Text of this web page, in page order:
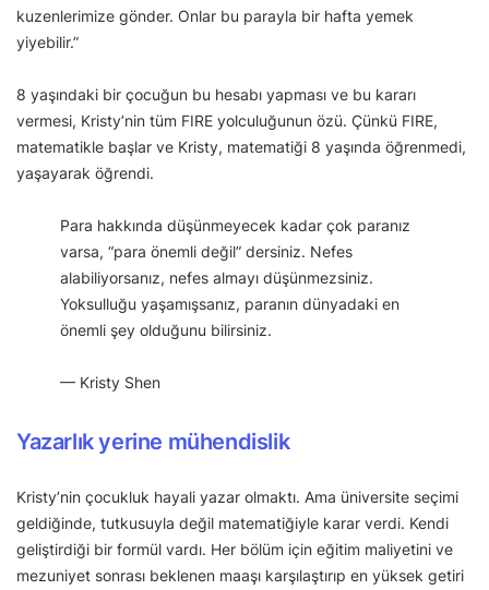
kuzenlerimize gönder. Onlar bu parayla bir hafta yemek
yiyebilir.”
8 yaşındaki bir çocuğun bu hesabı yapması ve bu kararı
vermesi, Kristy’nin tüm FIRE yolculuğunun özü. Çünkü FIRE,
matematikle başlar ve Kristy, matematiği 8 yaşında öğrenmedi,
yaşayarak öğrendi.
Para hakkında düşünmeyecek kadar çok paranız
varsa, “para önemli değil” dersiniz. Nefes
alabiliyorsanız, nefes almayı düşünmezsiniz.
Yoksulluğu yaşamışsanız, paranın dünyadaki en
önemli şey olduğunu bilirsiniz.
— Kristy Shen
Yazarlık yerine mühendislik
Kristy’nin çocukluk hayali yazar olmaktı. Ama üniversite seçimi
geldiğinde, tutkusuyla değil matematiğiyle karar verdi. Kendi
geliştirdiği bir formül vardı. Her bölüm için eğitim maliyetini ve
mezuniyet sonrası beklenen maaşı karşılaştırıp en yüksek getiri